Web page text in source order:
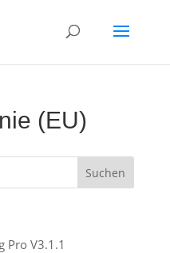
(EU)
Pro V3.1.1